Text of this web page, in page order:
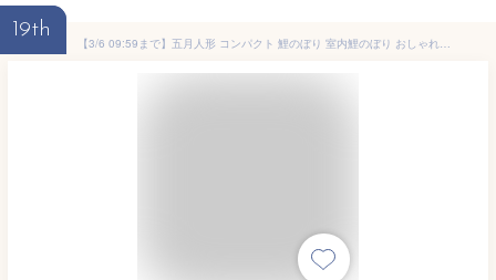
19th
【3/6 09:59まで】五月人形 コンパクト 鯉のぼり 室内鯉のぼり おしゃれ 風水鯉のぼり 室内 おしゃれ こいのぼり コンパクト ちりめん 端午の節句 初節句 子供の日 マンションサイズ 京都老舗 龍虎堂 リュウコドウ